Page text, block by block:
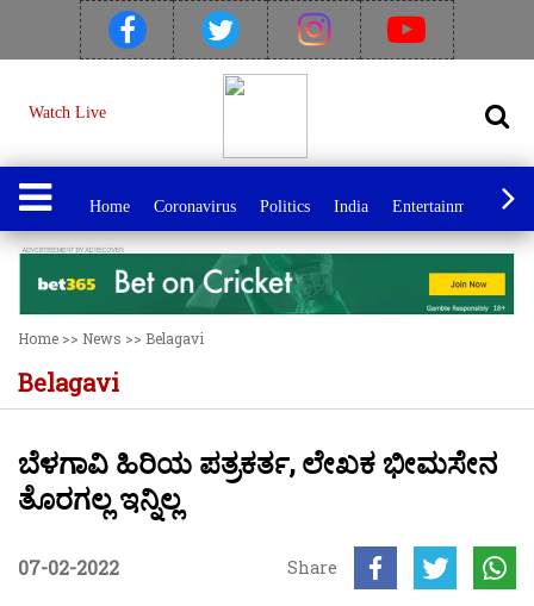
Watch Live
Home Coronavirus Politics India Entertainment
Home >> News >> Belagavi
Belagavi
ಬೆಳಗಾವಿ ಹಿರಿಯ ಪತ್ರಕರ್ತ, ಲೇಖಕ ಭೀಮಸೇನ
ತೊರಗಲ್ಲ ಇನ್ನಿಲ್ಲ
07-02-2022 Share